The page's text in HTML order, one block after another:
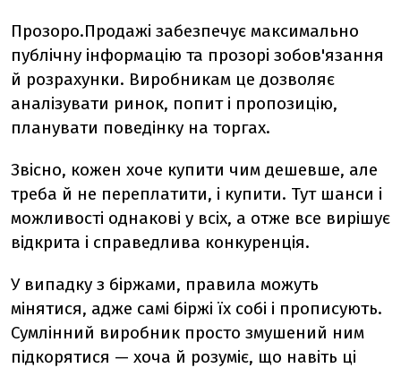
Прозоро.Продажі забезпечує максимально
публічну інформацію та прозорі зобов'язання
й розрахунки. Виробникам це дозволяє
аналізувати ринок, попит і пропозицію,
планувати поведінку на торгах.
Звісно, кожен хоче купити чим дешевше, але
треба й не переплатити, і купити. Тут шанси і
можливості однакові у всіх, а отже все вирішує
відкрита і справедлива конкуренція.
У випадку з біржами, правила можуть
мінятися, адже самі біржі їх собі і прописують.
Сумлінний виробник просто змушений ним
підкорятися — хоча й розуміє, що навіть ці